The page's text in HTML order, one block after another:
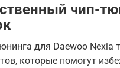
чип-
для Daewoo Nexia
которые помогут